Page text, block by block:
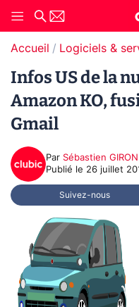
Accueil Logiciels &
Infos US de la
Amazon KO,
Gmail
Par Sébastien GIRON
Publié le 26 juillet
Suivez-nous